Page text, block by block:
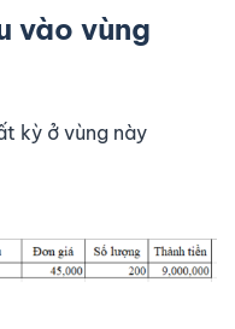
vào vùng
kỳ ở vùng này